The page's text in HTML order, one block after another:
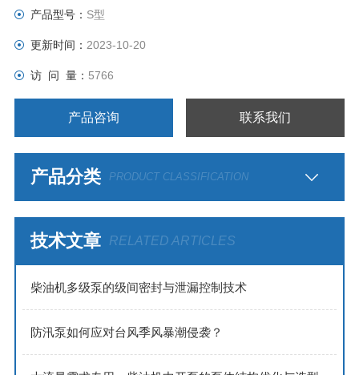
产品型号： S型
更新时间： 2023-10-20
访 问 量： 5766
产品咨询 联系我们
产品分类 PRODUCT CLASSIFICATION
技术文章 RELATED ARTICLES
​​柴油机多级泵的级间密封与泄漏控制技术​
防汛泵如何应对台风季风暴潮侵袭？